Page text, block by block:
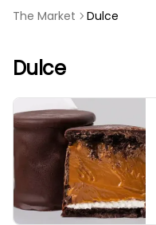
The Market Dulce
Dulce